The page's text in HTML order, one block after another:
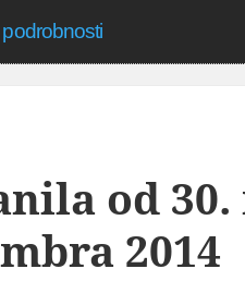
podrobnosti
od
2014